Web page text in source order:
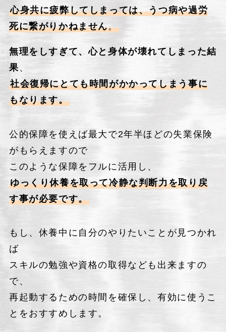
心身共に疲弊してしまっては、うつ病や過労
死に繋がりかねません。
無理をしすぎて、心と身体が壊れてしまった結
果 、
社会復帰にとても時間がかかってしまう事に
もなります。
公的保障を使えば最大で2年半ほどの失業保険
がもらえますので
このような保障をフルに活用し、
ゆっくり休養を取って冷静な判断力を取り戻
す事が必要です。
もし、休養中に自分のやりたいことが見つかれ
ば
スキルの勉強や資格の取得なども出来ますの
で、
再起動するための時間を確保し、有効に使うこ
とをおすすめします。